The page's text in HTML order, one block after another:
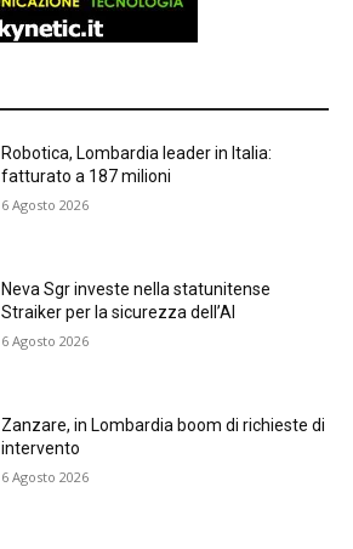
Robotica, Lombardia leader in Italia:
fatturato a 187 milioni
6 Agosto 2026
Neva Sgr investe nella statunitense
Straiker per la sicurezza dell’AI
6 Agosto 2026
Zanzare, in Lombardia boom di richieste di
intervento
6 Agosto 2026